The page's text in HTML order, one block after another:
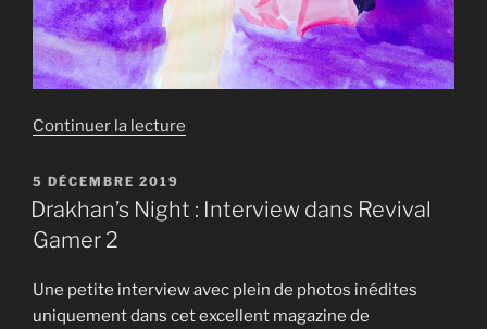
Continuer la lecture
de
PUBLIÉ
LE
5 DÉCEMBRE 2019
Drakhan’s Night : Interview dans Revival
Gamer 2
Une petite interview avec plein de photos inédites
uniquement dans cet excellent magazine de